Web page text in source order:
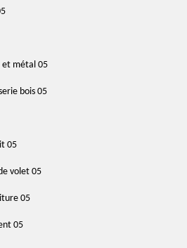
et métal 05
bois 05
05
volet 05
05
05